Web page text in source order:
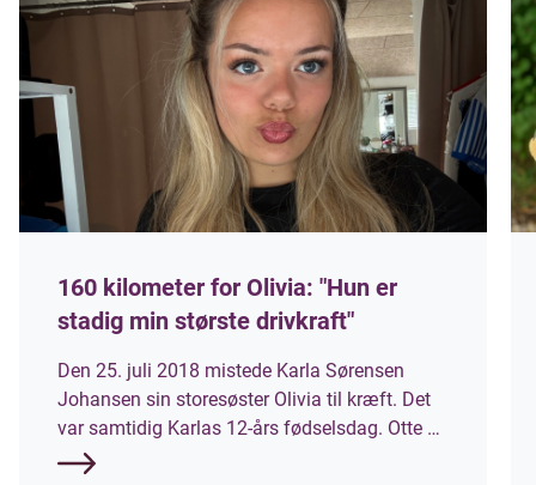
160 kilometer for Olivia: "Hun er
stadig min største drivkraft"
Den 25. juli 2018 mistede Karla Sørensen
Johansen sin storesøster Olivia til kræft. Det
var samtidig Karlas 12-års fødselsdag. Otte år
senere stiller hun til start ved Mors 100 Miles,